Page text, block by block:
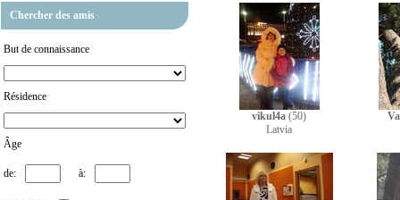
Chercher des amis
But de connaissance
Résidence
Âge
de: à:
vikul4a (50)
Latvia